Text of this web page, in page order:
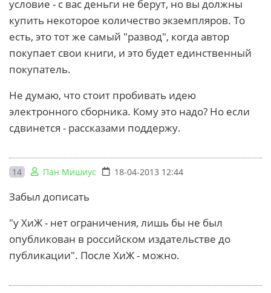
условие - с вас деньги не берут, но вы должны
купить некоторое количество экземпляров. То
есть, это тот же самый "развод", когда автор
покупает свои книги, и это будет единственный
покупатель.
Не думаю, что стоит пробивать идею
электронного сборника. Кому это надо? Но если
сдвинется - рассказами поддержу.
14 Пан Мишиус 18-04-2013 12:44
Забыл дописать
"у ХиЖ - нет ограничения, лишь бы не был
опубликован в российском издательстве до
публикации". После ХиЖ - можно.